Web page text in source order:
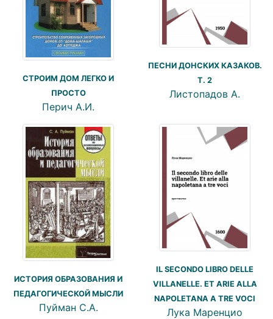
СТРОИМ ДОМ ЛЕГКО И
ПРОСТО
Перич А.И.
ПЕСНИ ДОНСКИХ КАЗАКОВ.
Т. 2
Листопадов А.
ИСТОРИЯ ОБРАЗОВАНИЯ И
ПЕДАГОГИЧЕСКОЙ МЫСЛИ
Пуйман С.А.
IL SECONDO LIBRO DELLE
VILLANELLE. ET ARIE ALLA
NAPOLETANA A TRE VOCI
Лука Маренцио